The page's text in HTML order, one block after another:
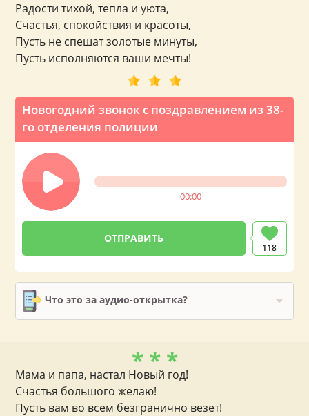
Новогодний звонок с поздравлением из 38-
го отделения полиции
00:00
118
Что это за аудио-открытка?
Радости тихой, тепла и уюта,
Счастья, спокойствия и красоты,
Пусть не спешат золотые минуты,
Пусть исполняются ваши мечты!
* * *
Мама и папа, настал Новый год!
Счастья большого желаю!
Пусть вам во всем безгранично везет!